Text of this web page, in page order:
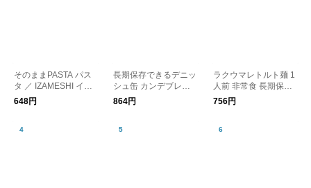
そのままPASTA パス
タ ／ IZAMESHI イザ
メシ 防災
648円
長期保存できるデニッ
シュ缶 カンデブレッ
ド 防災 CANNED BR
EAD
864円
ラクウマレトルト麺 1
人前 非常食 長期保存
食品 防災／Chef’sSto
ck シェフズストック
756円